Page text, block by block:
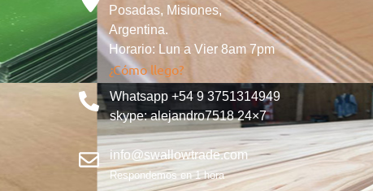
Posadas, Misiones,
Argentina.
Horario: Lun a Vier 8am 7pm
¿Cómo llego?
Whatsapp +54 9 3751314949
skype: alejandro7518 24×7
info@swallowtrade.com
Respondemos en 1 hora